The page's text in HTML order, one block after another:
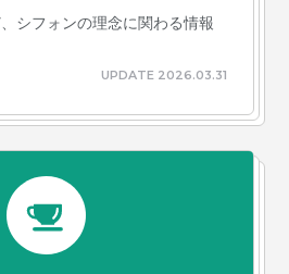
シフォンの理念に関わる情報
UPDATE 2026.03.31